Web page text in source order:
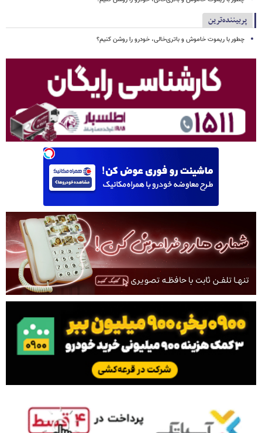
پربیننده‌ترین
چطور با ریموت خاموش و باتری‌خالی، خودرو را روشن کنیم؟